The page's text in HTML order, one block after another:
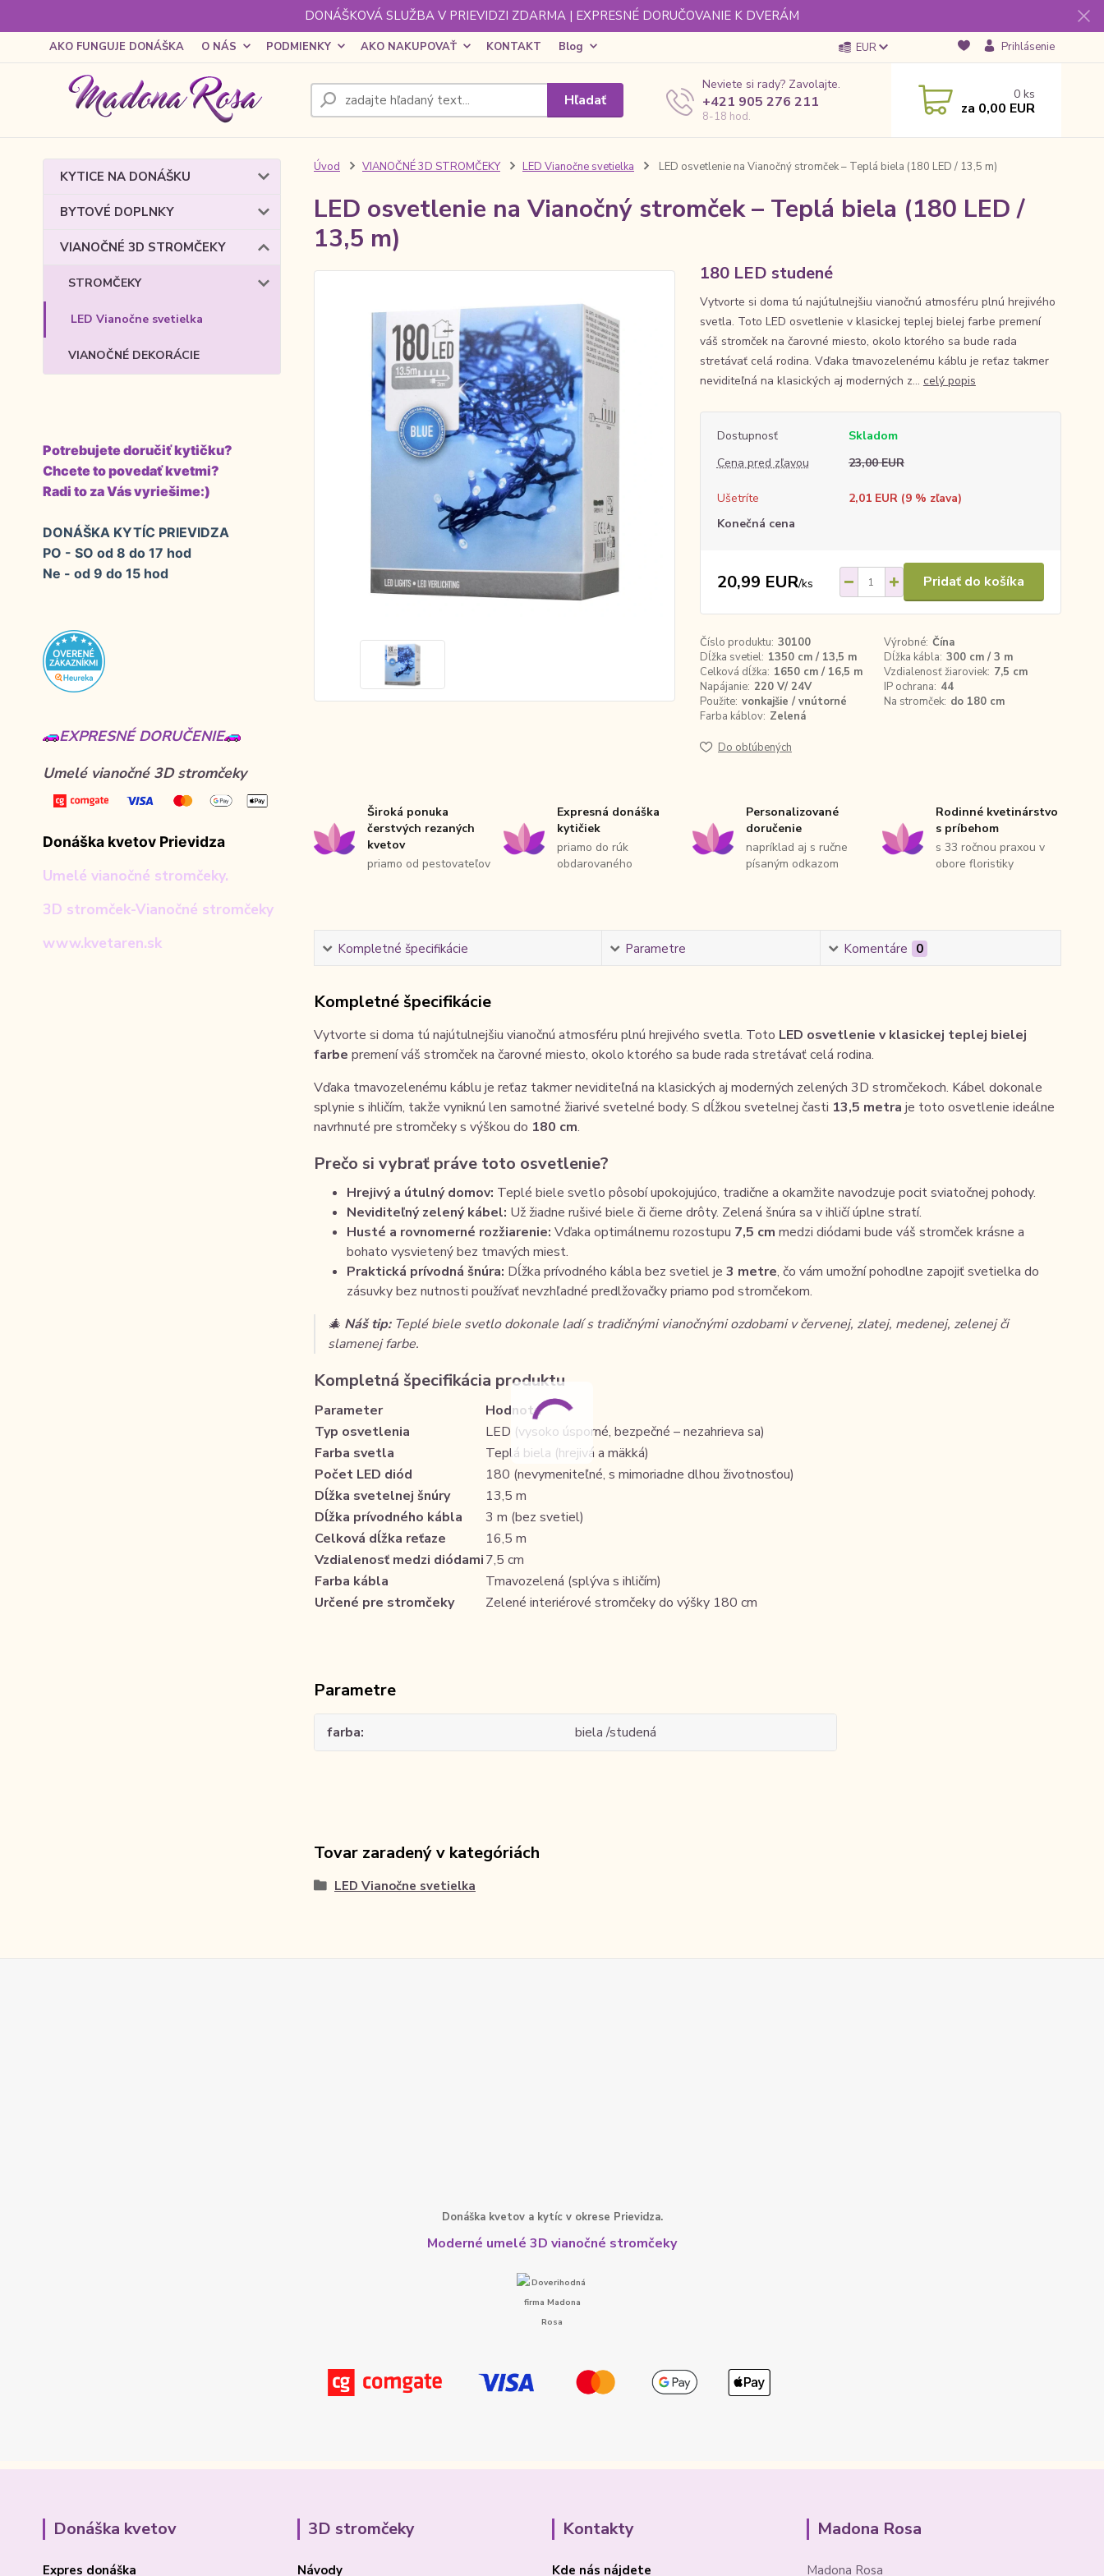
DONÁŠKOVÁ SLUŽBA V PRIEVIDZI ZDARMA | EXPRESNÉ DORUČOVANIE K DVERÁM
AKO FUNGUJE DONÁŠKA O NÁS PODMIENKY AKO NAKUPOVAŤ KONTAKT Blog EUR Prihlásenie
Hľadať
Neviete si rady? Zavolajte.
+421 905 276 211
8-18 hod.
0 ks
za 0,00 EUR
KYTICE NA DONÁŠKU
BYTOVÉ DOPLNKY
VIANOČNÉ 3D STROMČEKY
STROMČEKY
LED Vianočne svetielka
VIANOČNÉ DEKORÁCIE
Potrebujete doručiť kytičku?
Chcete to povedať kvetmi?
Radi to za Vás vyriešime:)
DONÁŠKA KYTÍC PRIEVIDZA
PO - SO od 8 do 17 hod
Ne - od 9 do 15 hod
EXPRESNÉ DORUČENIE
Umelé vianočné 3D stromčeky
Donáška kvetov Prievidza
Umelé vianočné stromčeky.
3D stromček-Vianočné stromčeky
www.kvetaren.sk
Úvod VIANOČNÉ 3D STROMČEKY LED Vianočne svetielka LED osvetlenie na Vianočný stromček – Teplá biela (180 LED / 13,5 m)
LED osvetlenie na Vianočný stromček – Teplá biela (180 LED /
13,5 m)
180 LED studené
Vytvorte si doma tú najútulnejšiu vianočnú atmosféru plnú hrejivého
svetla. Toto LED osvetlenie v klasickej teplej bielej farbe premení
váš stromček na čarovné miesto, okolo ktorého sa bude rada
stretávať celá rodina. Vďaka tmavozelenému káblu je reťaz takmer
neviditeľná na klasických aj moderných z... celý popis
Dostupnosť
Skladom
Cena pred zľavou
23,00 EUR
Ušetríte 2,01 EUR (9% zľava)
Konečná cena
20,99 EUR/ks Pridať do košíka
Číslo produktu: 30100 Výrobné: Čína
Dĺžka svetiel: 1350 cm / 13,5 m Dĺžka kábla: 300 cm / 3 m
Celková dĺžka: 1650 cm / 16,5 m Vzdialenosť žiaroviek: 7,5 cm
Napájanie: 220 V/ 24V IP ochrana: 44
Použite: vonkajšie / vnútorné Na stromček: do 180 cm
Farba káblov: Zelená
Do obľúbených
Široká ponuka
čerstvých rezaných
kvetov
priamo od pestovateľov
Expresná donáška
kytičiek
priamo do rúk
obdarovaného
Personalizované
doručenie
napríklad aj s ručne
písaným odkazom
Rodinné kvetinárstvo
s príbehom
s 33 ročnou praxou v
obore floristiky
Kompletné špecifikácie Parametre Komentáre 0
Kompletné špecifikácie
Vytvorte si doma tú najútulnejšiu vianočnú atmosféru plnú hrejivého svetla. Toto LED osvetlenie v klasickej teplej bielej
farbe premení váš stromček na čarovné miesto, okolo ktorého sa bude rada stretávať celá rodina.
Vďaka tmavozelenému káblu je reťaz takmer neviditeľná na klasických aj moderných zelených 3D stromčekoch. Kábel dokonale
splynie s ihličím, takže vyniknú len samotné žiarivé svetelné body. S dĺžkou svetelnej časti 13,5 metra je toto osvetlenie ideálne
navrhnuté pre stromčeky s výškou do 180 cm.
Prečo si vybrať práve toto osvetlenie?
Hrejivý a útulný domov: Teplé biele svetlo pôsobí upokojujúco, tradične a okamžite navodzuje pocit sviatočnej pohody.
Neviditeľný zelený kábel: Už žiadne rušivé biele či čierne drôty. Zelená šnúra sa v ihličí úplne stratí.
Husté a rovnomerné rozžiarenie: Vďaka optimálnemu rozostupu 7,5 cm medzi diódami bude váš stromček krásne a
bohato vysvietený bez tmavých miest.
Praktická prívodná šnúra: Dĺžka prívodného kábla bez svetiel je 3 metre, čo vám umožní pohodlne zapojiť svetielka do
zásuvky bez nutnosti používať nevzhľadné predlžovačky priamo pod stromčekom.
🎄 Náš tip:Teplé biele svetlo dokonale ladí s tradičnými vianočnými ozdobami v červenej, zlatej, medenej, zelenej či
slamenej farbe.
Kompletná špecifikácia produktu
Parameter
Hodnota
Typ osvetlenia
LED (vysoko úsporné, bezpečné – nezahrieva sa)
Farba svetla
Teplá biela (hrejivá a mäkká)
Počet LED diód
180 (nevymeniteľné, s mimoriadne dlhou životnosťou)
Dĺžka svetelnej šnúry
13,5 m
Dĺžka prívodného kábla
3 m (bez svetiel)
Celková dĺžka reťaze
16,5 m
Vzdialenosť medzi diódami7,5 cm
Farba kábla
Tmavozelená (splýva s ihličím)
Určené pre stromčeky
Zelené interiérové stromčeky do výšky 180 cm
Parametre
farba biela /studená
Tovar zaradený v kategóriách
LED Vianočne svetielka
Donáška kvetov a kytíc v okrese Prievidza.
Moderné umelé 3D vianočné stromčeky
Donáška kvetov
Expres donáška
3D stromčeky
Návody
Kontakty
Kde nás nájdete
Madona Rosa
Madona Rosa